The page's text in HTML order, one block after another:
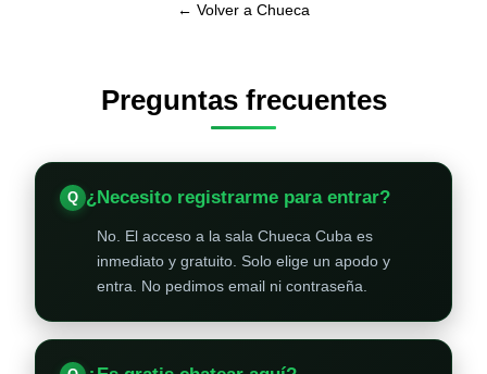
← Volver a Chueca
Preguntas frecuentes
¿Necesito registrarme para entrar?
No. El acceso a la sala Chueca Cuba es
inmediato y gratuito. Solo elige un apodo y
entra. No pedimos email ni contraseña.